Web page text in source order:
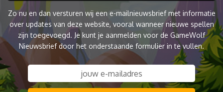
Zo nu en dan versturen wij een e-mailnieuwsbrief met informatie
over updates van deze website, vooral wanneer nieuwe spellen
zijn toegevoegd. Je kunt je aanmelden voor de GameWolf
Nieuwsbrief door het onderstaande formulier in te vullen.